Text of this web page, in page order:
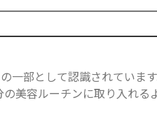
一部として認識されていま
美容ルーチンに取り入れる